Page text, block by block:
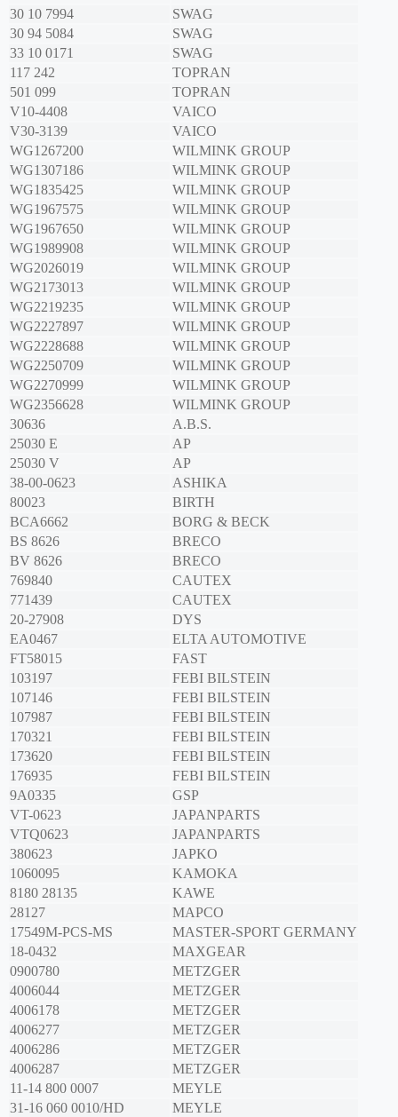
30 10 7994
SWAG
30 94 5084
SWAG
33 10 0171
SWAG
117 242
TOPRAN
501 099
TOPRAN
V10-4408
VAICO
V30-3139
VAICO
WG1267200
WILMINK GROUP
WG1307186
WILMINK GROUP
WG1835425
WILMINK GROUP
WG1967575
WILMINK GROUP
WG1967650
WILMINK GROUP
WG1989908
WILMINK GROUP
WG2026019
WILMINK GROUP
WG2173013
WILMINK GROUP
WG2219235
WILMINK GROUP
WG2227897
WILMINK GROUP
WG2228688
WILMINK GROUP
WG2250709
WILMINK GROUP
WG2270999
WILMINK GROUP
WG2356628
WILMINK GROUP
30636
A.B.S.
25030 E
AP
25030 V
AP
38-00-0623
ASHIKA
80023
BIRTH
BCA6662
BORG & BECK
BS 8626
BRECO
BV 8626
BRECO
769840
CAUTEX
771439
CAUTEX
20-27908
DYS
EA0467
ELTA AUTOMOTIVE
FT58015
FAST
103197
FEBI BILSTEIN
107146
FEBI BILSTEIN
107987
FEBI BILSTEIN
170321
FEBI BILSTEIN
173620
FEBI BILSTEIN
176935
FEBI BILSTEIN
9A0335
GSP
VT-0623
JAPANPARTS
VTQ0623
JAPANPARTS
380623
JAPKO
1060095
KAMOKA
8180 28135
KAWE
28127
MAPCO
17549M-PCS-MS
MASTER-SPORT GERMANY
18-0432
MAXGEAR
0900780
METZGER
4006044
METZGER
4006178
METZGER
4006277
METZGER
4006286
METZGER
4006287
METZGER
11-14 800 0007
MEYLE
31-16 060 0010/HD
MEYLE